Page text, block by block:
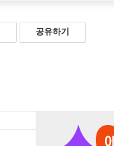
공유하기